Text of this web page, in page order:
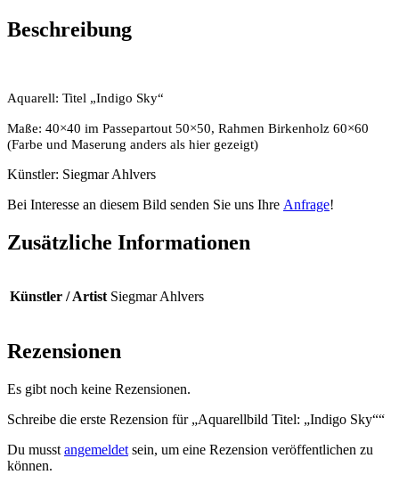
Beschreibung
Aquarell: Titel „Indigo Sky“
Maße: 40×40 im Passepartout 50×50, Rahmen Birkenholz 60×60
(Farbe und Maserung anders als hier gezeigt)
Künstler: Siegmar Ahlvers
Bei Interesse an diesem Bild senden Sie uns Ihre Anfrage!
Zusätzliche Informationen
Künstler / Artist Siegmar Ahlvers
Rezensionen
Es gibt noch keine Rezensionen.
Schreibe die erste Rezension für „Aquarellbild Titel: „Indigo Sky““
Du musst angemeldet sein, um eine Rezension veröffentlichen zu
können.